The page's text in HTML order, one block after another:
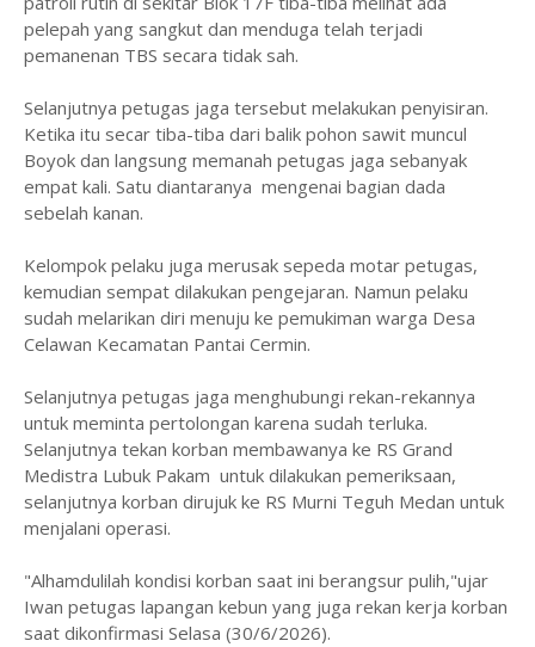
pelepah yang sangkut dan menduga telah terjadi
pemanenan TBS secara tidak sah.
Selanjutnya petugas jaga tersebut melakukan penyisiran.
Ketika itu secar tiba-tiba dari balik pohon sawit muncul
Boyok dan langsung memanah petugas jaga sebanyak
empat kali. Satu diantaranya mengenai bagian dada
sebelah kanan.
Kelompok pelaku juga merusak sepeda motar petugas,
kemudian sempat dilakukan pengejaran. Namun pelaku
sudah melarikan diri menuju ke pemukiman warga Desa
Celawan Kecamatan Pantai Cermin.
Selanjutnya petugas jaga menghubungi rekan-rekannya
untuk meminta pertolongan karena sudah terluka.
Selanjutnya tekan korban membawanya ke RS Grand
Medistra Lubuk Pakam untuk dilakukan pemeriksaan,
selanjutnya korban dirujuk ke RS Murni Teguh Medan untuk
menjalani operasi.
"Alhamdulilah kondisi korban saat ini berangsur pulih,"ujar
Iwan petugas lapangan kebun yang juga rekan kerja korban
saat dikonfirmasi Selasa (30/6/2026).